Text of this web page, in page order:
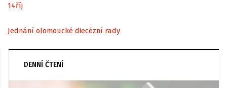
14říj
Jednání olomoucké diecézní rady
DENNÍ ČTENÍ